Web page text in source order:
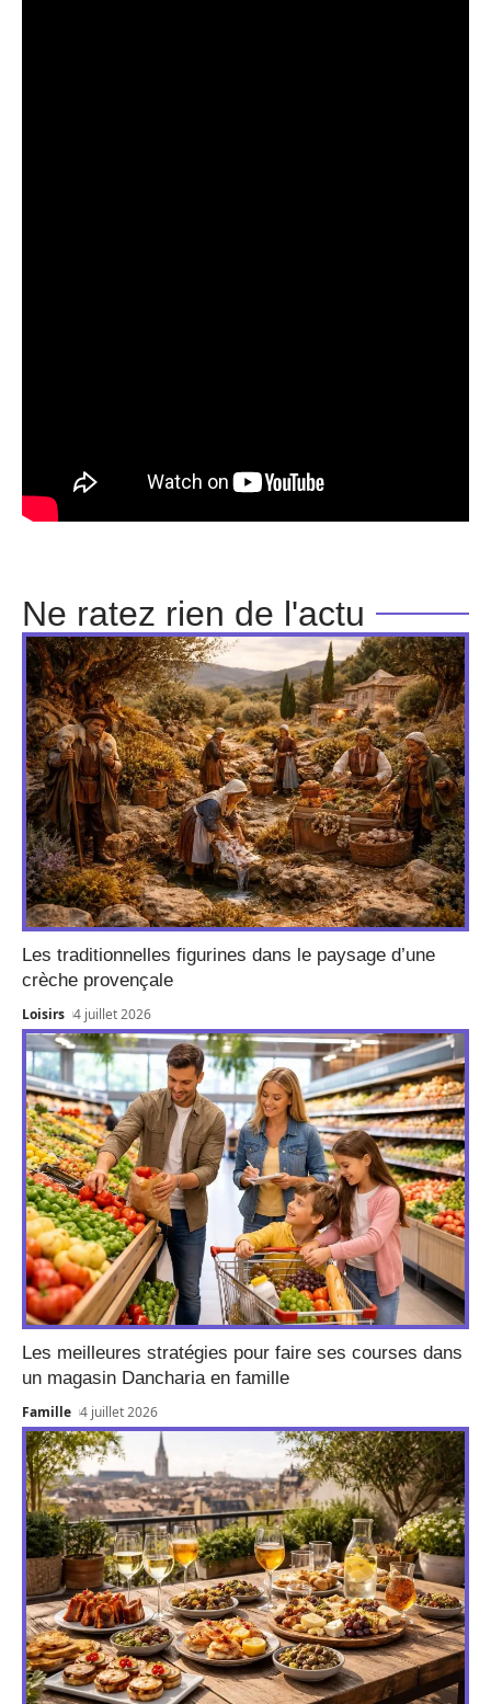
Ne ratez rien de l'actu
Les traditionnelles figurines dans le paysage d’une
crèche provençale
Loisirs 4 juillet 2026
Les meilleures stratégies pour faire ses courses dans
un magasin Dancharia en famille
Famille 4 juillet 2026